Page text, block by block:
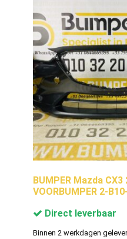
BUMPER Mazda
VOORBUMPER 2-
Direct leverbaar
Binnen 2 werkdagen